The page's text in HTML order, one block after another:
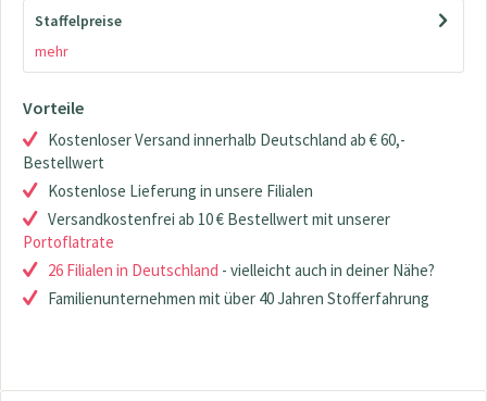
Staffelpreise
mehr
Vorteile
Kostenloser Versand innerhalb Deutschland ab € 60,-
Bestellwert
Kostenlose Lieferung in unsere Filialen
Versandkostenfrei ab 10 € Bestellwert mit unserer
Portoflatrate
26 Filialen in Deutschland - vielleicht auch in deiner Nähe?
Familienunternehmen mit über 40 Jahren Stofferfahrung